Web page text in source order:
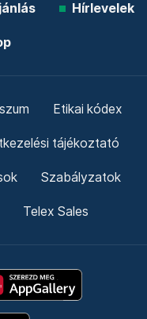
Hírlevelek
Etikai kódex
tájékoztató
Szabályzatok
Telex Sales